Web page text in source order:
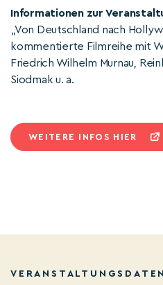
Informationen zur
„Von Deutschland nach
kommentierte Filmreihe mit
Friedrich Wilhelm Murnau,
Siodmak u. a.
WEITERE INFOS HIER
VERANSTALTUNGSDATEN